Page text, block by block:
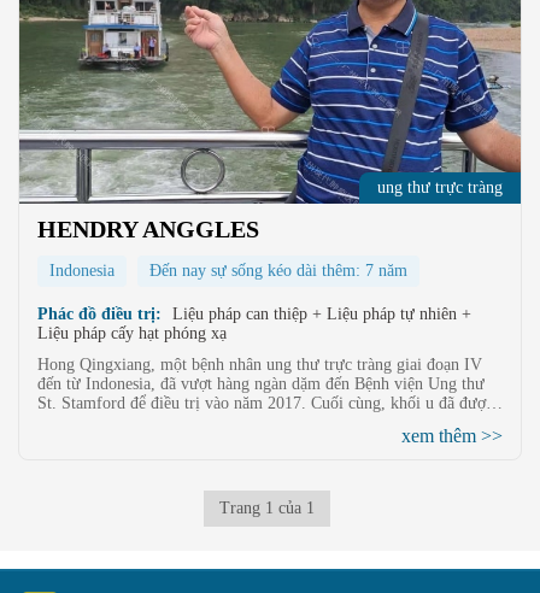
ung thư trực tràng
HENDRY ANGGLES
Indonesia Đến nay sự sống kéo dài thêm: 7 năm
Phác đồ điều trị:
Liệu pháp can thiệp + Liệu pháp tự nhiên +
Liệu pháp cấy hạt phóng xạ
Hong Qingxiang, một bệnh nhân ung thư trực tràng giai đoạn IV
đến từ Indonesia, đã vượt hàng ngàn dặm đến Bệnh viện Ung thư
St. Stamford để điều trị vào năm 2017. Cuối cùng, khối u đã được
trôi qua, quay lại tái khám và nhận được một điều kỳ diệu bất ngờ.
xem thêm >>
Trang 1 của 1